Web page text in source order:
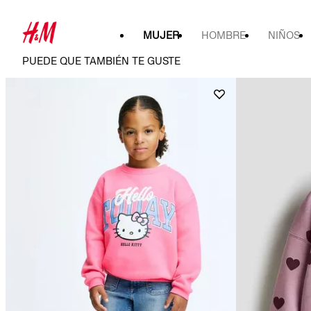
MUJER HOMBRE NIÑOS
PUEDE QUE TAMBIÉN TE GUSTE